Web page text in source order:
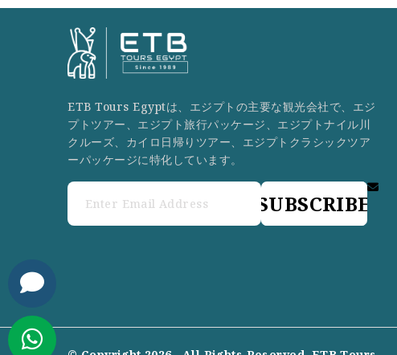
ETB Tours Egyptは、エジプトの主要な観光会社で、エジ
プトツアー、エジプト旅行パッケージ、エジプトナイル川
クルーズ、カイロ日帰りツアー、エジプトクラシックツア
ーパッケージに特化しています。
SUBSCRIBE